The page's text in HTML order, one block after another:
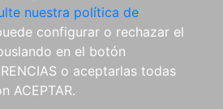
nuestra política de
configurar o rechazar el
en el botón
o aceptarlas todas
ACEPTAR.